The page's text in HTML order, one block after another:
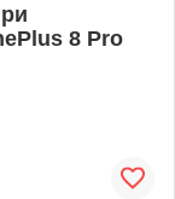
8 Pro